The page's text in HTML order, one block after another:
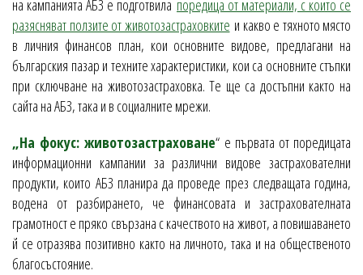
на кампанията АБЗ е подготвила поредица от материали, с които се
разясняват ползите от животозастраховките и какво е тяхното място
в личния финансов план, кои основните видове, предлагани на
българския пазар и техните характеристики, кои са основните стъпки
при сключване на животозастраховка. Те ще са достъпни както на
сайта на АБЗ, така и в социалните мрежи.
„На фокус: животозастраховане“ е първата от поредицата
информационни кампании за различни видове застрахователни
продукти, които АБЗ планира да проведе през следващата година,
водена от разбирането, че финансовата и застрахователната
грамотност е пряко свързана с качеството на живот, а повишаването
й се отразява позитивно както на личното, така и на общественото
благосъстояние.